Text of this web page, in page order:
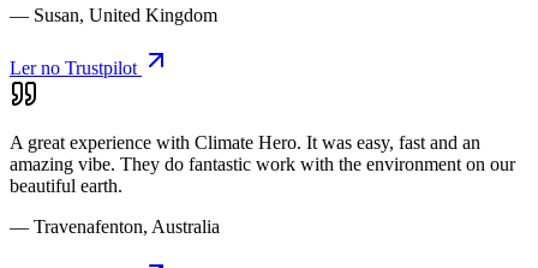
— Susan, United Kingdom
Ler no Trustpilot
A great experience with Climate Hero. It was easy, fast and an
amazing vibe. They do fantastic work with the environment on our
beautiful earth.
— Travenafenton, Australia